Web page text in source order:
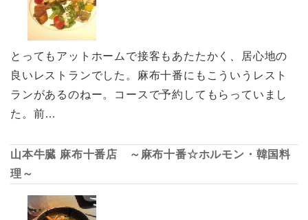
とってもアットホームで接客もあたたかく、居心地の
良いレストランでした。麻布十番にもこういうレスト
ランがあるのねー。コースで予約してもらっていまし
た。前…
山本牛臓 麻布十番店 ～麻布十番☆ホルモン・韓国料
理～